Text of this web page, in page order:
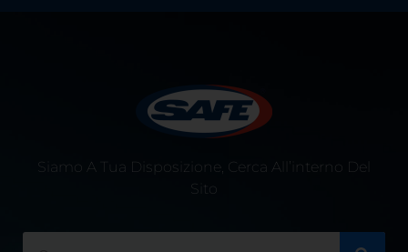
Siamo A Tua Disposizione, Cerca All’interno Del
Sito